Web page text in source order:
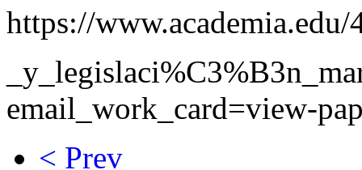
https://
email_work_card=view-
< Prev